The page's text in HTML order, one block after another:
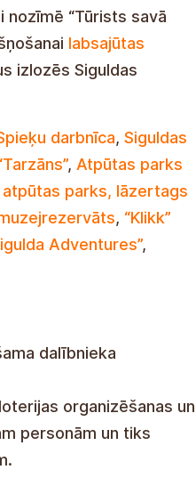
“Tūrists savā
labsajūtas
izlozēs Siguldas
darbnīca, Siguldas
, Atpūtas parks
parks, lāzertags
, “Klikk”
Adventures”,
dalībnieka
organizēšanas un
personām un tiks